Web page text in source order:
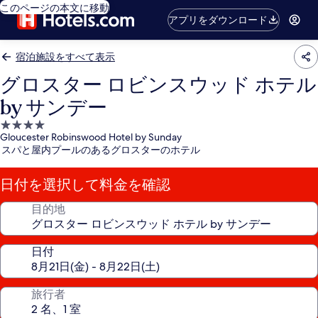
このページの本文に移動
アプリをダウンロード
宿泊施設をすべて表示
グロスター ロビンスウッド ホテル
by サンデー
4.0
つ
星
宿
泊
施
Gloucester Robinswood Hotel by Sunday
スパと屋内プールのあるグロスターのホテル
日付を選択して料金を確認
目的地
日付
旅行者